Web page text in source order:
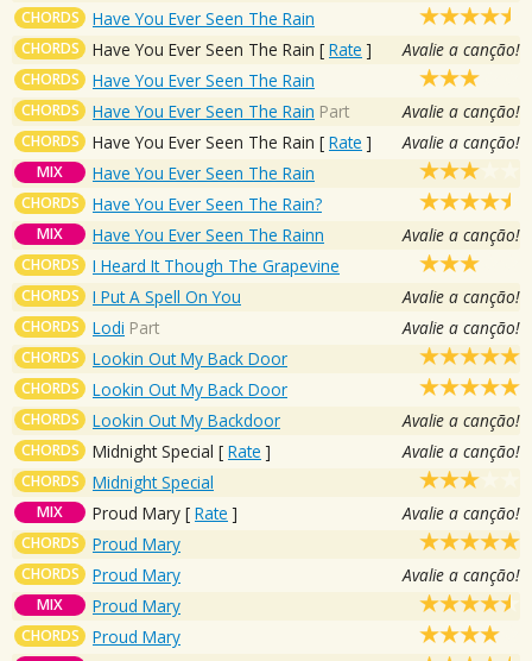
CHORDS Have You Ever Seen The Rain
CHORDS Have You Ever Seen The Rain [ Rate ] Avalie a canção!
CHORDS Have You Ever Seen The Rain
CHORDS Have You Ever Seen The Rain Part Avalie a canção!
CHORDS Have You Ever Seen The Rain [ Rate ] Avalie a canção!
MIX Have You Ever Seen The Rain
CHORDS Have You Ever Seen The Rain?
MIX Have You Ever Seen The Rainn Avalie a canção!
CHORDS I Heard It Though The Grapevine
CHORDS I Put A Spell On You Avalie a canção!
CHORDS Lodi Part Avalie a canção!
CHORDS Lookin Out My Back Door
CHORDS Lookin Out My Back Door
CHORDS Lookin Out My Backdoor Avalie a canção!
CHORDS Midnight Special [ Rate ] Avalie a canção!
CHORDS Midnight Special
MIX Proud Mary [ Rate ] Avalie a canção!
CHORDS Proud Mary
CHORDS Proud Mary Avalie a canção!
MIX Proud Mary
CHORDS Proud Mary